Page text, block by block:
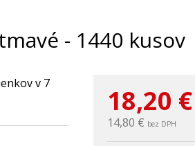
- 1440 kusov
18,20 €
14,80 € bez DPH
v 7